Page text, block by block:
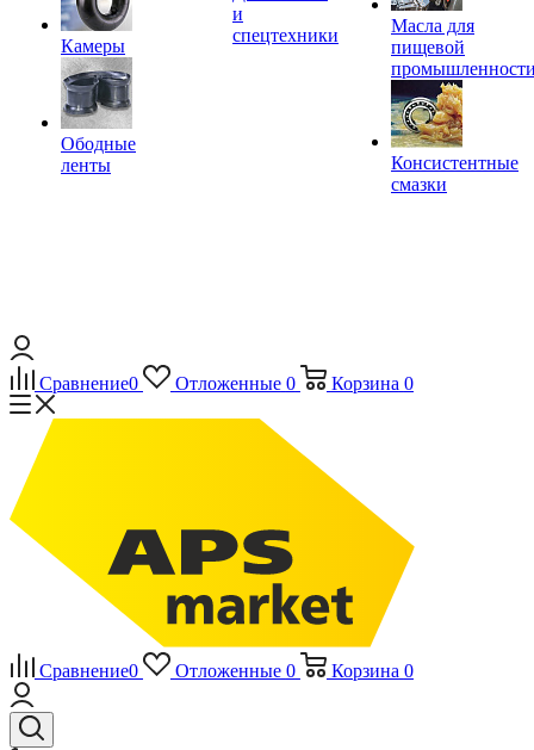
Камеры
Ободные
ленты
и
спецтехники
Масла для
пищевой
Консистентные
смазки
Сравнение0 Отложенные 0 Корзина 0
Сравнение0 Отложенные 0 Корзина 0